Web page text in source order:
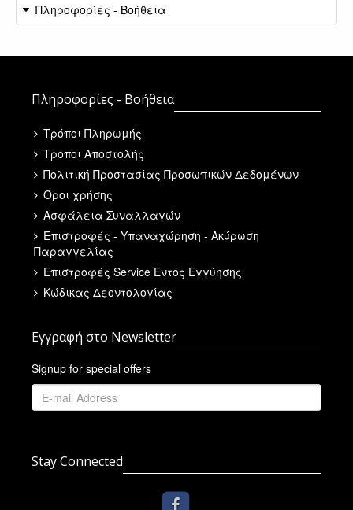
Πληροφορίες - Βοήθεια
Πληροφορίες - Βοήθεια
Τρόποι Πληρωμής
Τρόποι Αποστολής
Πολιτική Προστασίας Προσωπικών Δεδομένων
Όροι χρήσης
Ασφάλεια Συναλλαγών
Επιστροφές - Υπαναχώρηση - Ακύρωση
Παραγγελίας
Επιστροφές Service Εντός Εγγύησης
Κώδικας Δεοντολογίας
Εγγραφή στο Newsletter
Signup for special offers
Stay Connected